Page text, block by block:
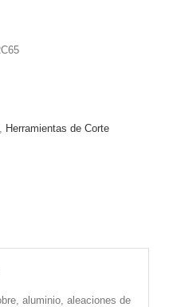
, Herramientas de Corte
aluminio, aleaciones de